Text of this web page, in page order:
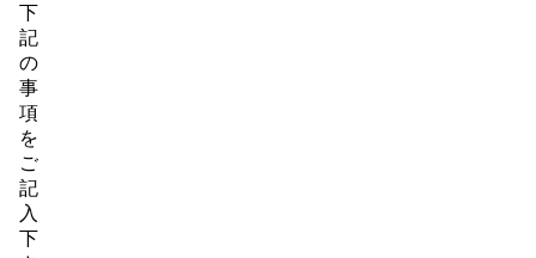
下
記
の
事
項
を
ご
記
入
下